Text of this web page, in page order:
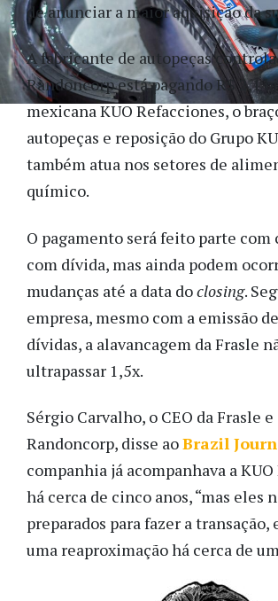
de anunciar a maior aquisição da
A fabricante de autopeças
Randoncorp está pagando R$ 2,1
mexicana KUO Refacciones, o
autopeças e reposição do Grupo
também atua nos setores de
químico.
O pagamento será feito parte com
com dívida, mas ainda podem
mudanças até a data doclosing.
empresa, mesmo com a emissão
dívidas, a alavancagem da Frasle
ultrapassar 1,5x.
Sérgio Carvalho, o CEO da Frasle e
Randoncorp, disse aoBrazil
companhia já acompanhava a
há cerca de cinco anos, “mas eles
preparados para fazer a transação,
uma reaproximação há cerca de